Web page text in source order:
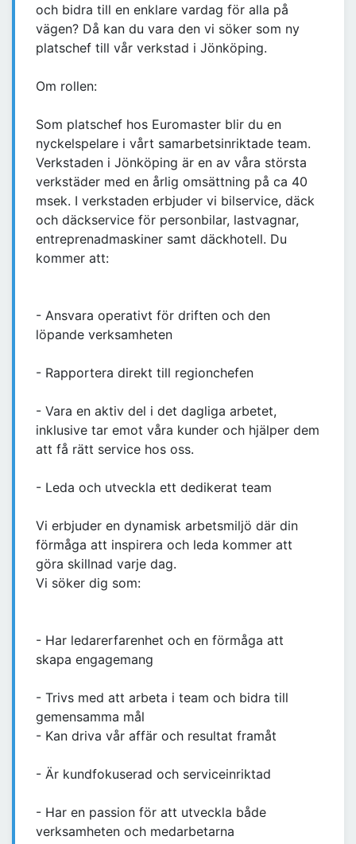
och bidra till en enklare vardag för alla på
vägen? Då kan du vara den vi söker som ny
platschef till vår verkstad i Jönköping.
Om rollen:
Som platschef hos Euromaster blir du en
nyckelspelare i vårt samarbetsinriktade team.
Verkstaden i Jönköping är en av våra största
verkstäder med en årlig omsättning på ca 40
msek. I verkstaden erbjuder vi bilservice, däck
och däckservice för personbilar, lastvagnar,
entreprenadmaskiner samt däckhotell. Du
kommer att:
- Ansvara operativt för driften och den
löpande verksamheten
- Rapportera direkt till regionchefen
- Vara en aktiv del i det dagliga arbetet,
inklusive tar emot våra kunder och hjälper dem
att få rätt service hos oss.
- Leda och utveckla ett dedikerat team
Vi erbjuder en dynamisk arbetsmiljö där din
förmåga att inspirera och leda kommer att
göra skillnad varje dag.
Vi söker dig som:
- Har ledarerfarenhet och en förmåga att
skapa engagemang
- Trivs med att arbeta i team och bidra till
gemensamma mål
- Kan driva vår affär och resultat framåt
- Är kundfokuserad och serviceinriktad
- Har en passion för att utveckla både
verksamheten och medarbetarna